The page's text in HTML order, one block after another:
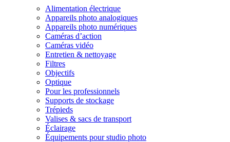
Alimentation électrique
Appareils photo analogiques
Appareils photo numériques
Caméras d’action
Caméras vidéo
Entretien & nettoyage
Filtres
Objectifs
Optique
Pour les professionnels
Supports de stockage
Trépieds
Valises & sacs de transport
Éclairage
Équipements pour studio photo